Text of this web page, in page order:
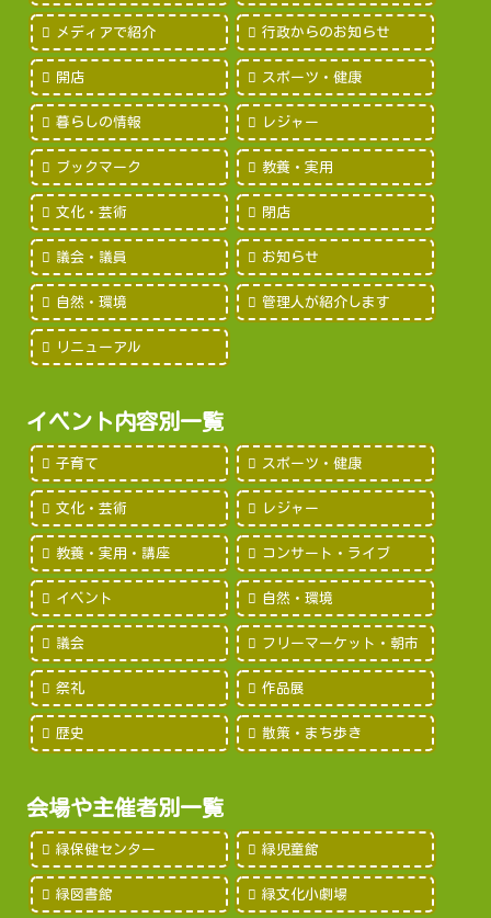
メディアで紹介 行政からのお知らせ
開店 スポーツ・健康
暮らしの情報 レジャー
ブックマーク 教養・実用
文化・芸術 閉店
議会・議員 お知らせ
自然・環境 管理人が紹介します
リニューアル
イベント内容別一覧
子育て スポーツ・健康
文化・芸術 レジャー
教養・実用・講座 コンサート・ライブ
イベント 自然・環境
議会 フリーマーケット・朝市
祭礼 作品展
歴史 散策・まち歩き
会場や主催者別一覧
緑保健センター 緑児童館
緑図書館 緑文化小劇場